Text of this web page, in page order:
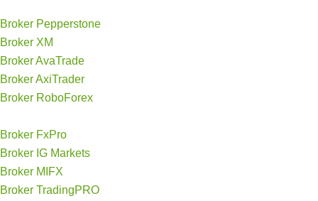
Broker Pepperstone
Broker XM
Broker AvaTrade
Broker AxiTrader
Broker RoboForex
Broker FxPro
Broker IG Markets
Broker MIFX
Broker TradingPRO